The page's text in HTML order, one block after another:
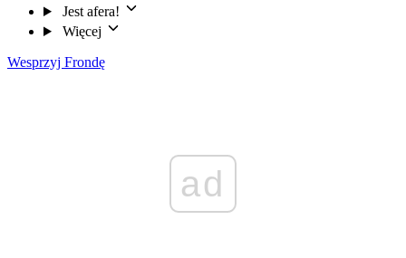
Jest afera!
Więcej
Wesprzyj Frondę
ad